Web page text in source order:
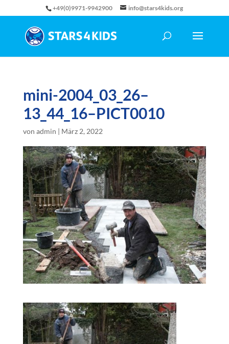
+49(0)9971-9942900 info@stars4kids.org
mini-2004_03_26–
13_44_16–PICT0010
von admin | März 2, 2022